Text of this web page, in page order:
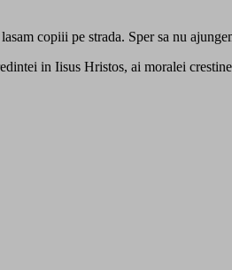
copiii pe strada. Sper sa nu
in Iisus Hristos, ai moralei